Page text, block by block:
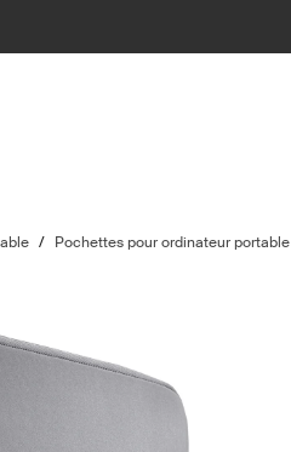
/ Pochettes pour ordinateur portable